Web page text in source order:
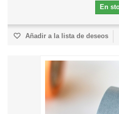
En
Añadir a la lista de deseos